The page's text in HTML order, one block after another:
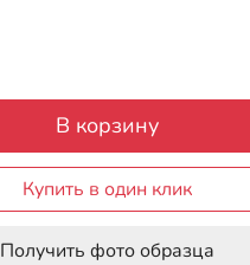
В корзину
Купить в один клик
Получить фото образца